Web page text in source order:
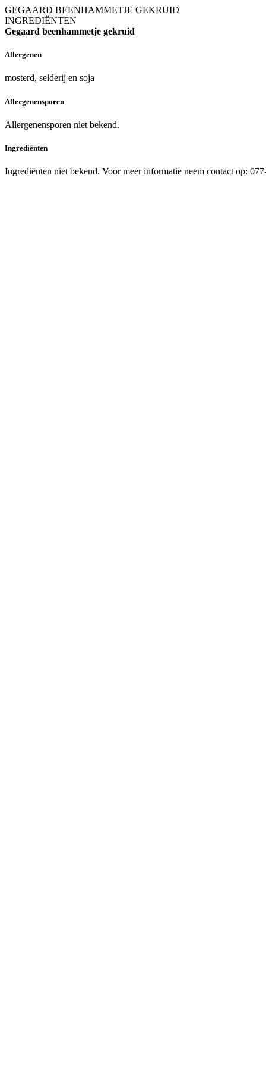
GEGAARD BEENHAMMETJE GEKRUID
INGREDIËNTEN
Gegaard beenhammetje gekruid
Allergenen
mosterd, selderij en soja
Allergenensporen
Allergenensporen niet bekend.
Ingrediënten
Ingrediënten niet bekend. Voor meer informatie neem contact op: